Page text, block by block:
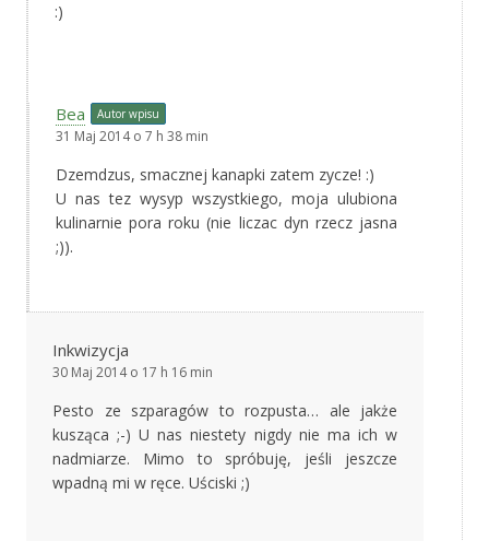
:)
Bea Autor wpisu
31 Maj 2014 o 7 h 38 min
Dzemdzus, smacznej kanapki zatem zycze! :)
U nas tez wysyp wszystkiego, moja ulubiona
kulinarnie pora roku (nie liczac dyn rzecz jasna
;)).
Inkwizycja
30 Maj 2014 o 17 h 16 min
Pesto ze szparagów to rozpusta… ale jakże
kusząca ;-) U nas niestety nigdy nie ma ich w
nadmiarze. Mimo to spróbuję, jeśli jeszcze
wpadną mi w ręce. Uściski ;)